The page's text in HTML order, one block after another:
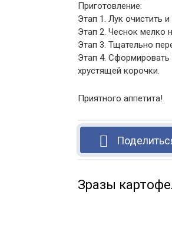
Приготовление:
Этап 1. Лук очистить
Этап 2. Чеснок мелко
Этап 3. Тщательно
Этап 4.
хрустящей корочки.
Приятного аппетита!
Зразы